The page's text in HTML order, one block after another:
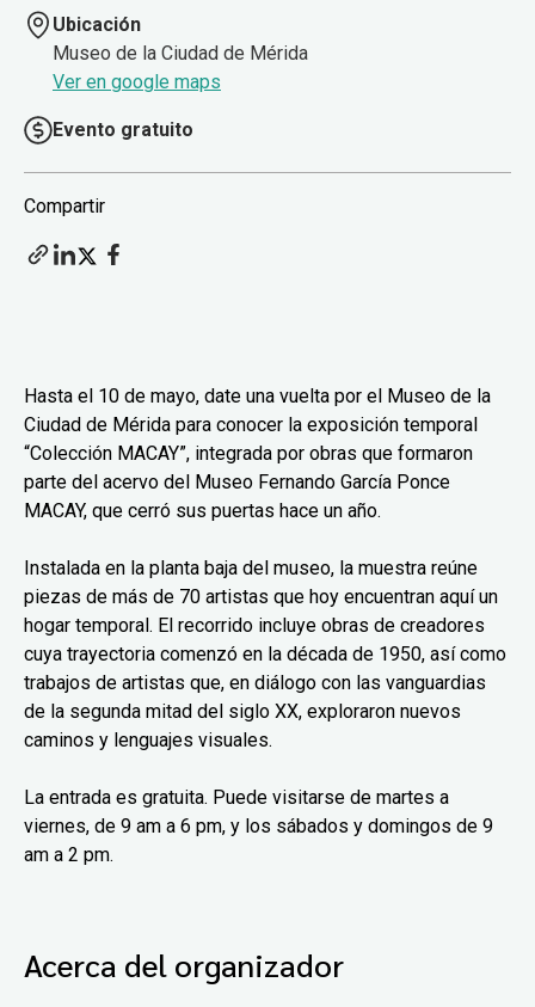
Ubicación
Museo de la Ciudad de Mérida
Ver en google maps
Evento gratuito
Compartir
Hasta el 10 de mayo, date una vuelta por el Museo de la
Ciudad de Mérida para conocer la exposición temporal
“Colección MACAY”, integrada por obras que formaron
parte del acervo del Museo Fernando García Ponce
MACAY, que cerró sus puertas hace un año.
Instalada en la planta baja del museo, la muestra reúne
piezas de más de 70 artistas que hoy encuentran aquí un
hogar temporal. El recorrido incluye obras de creadores
cuya trayectoria comenzó en la década de 1950, así como
trabajos de artistas que, en diálogo con las vanguardias
de la segunda mitad del siglo XX, exploraron nuevos
caminos y lenguajes visuales.
La entrada es gratuita. Puede visitarse de martes a
viernes, de 9 am a 6 pm, y los sábados y domingos de 9
am a 2 pm.
Acerca del organizador